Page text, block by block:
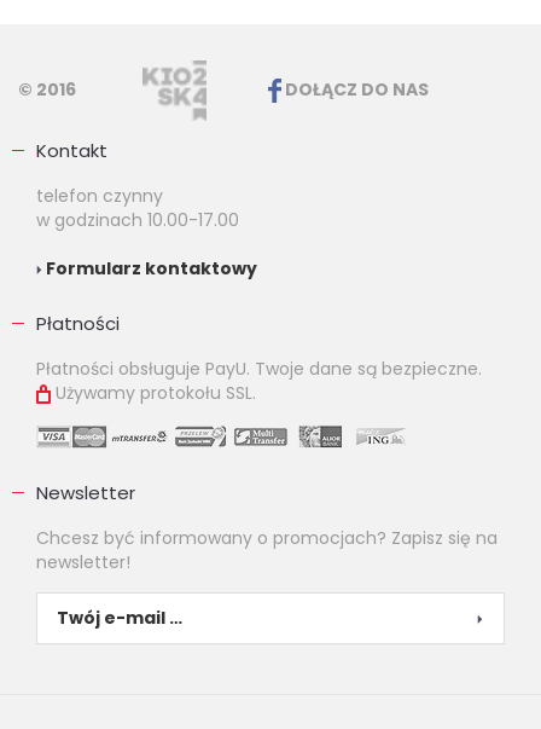
© 2016 DOŁĄCZ DO NAS
Kontakt
telefon czynny
w godzinach 10.00-17.00
Formularz kontaktowy
Płatności
Płatności obsługuje PayU. Twoje dane są bezpieczne.
Używamy protokołu SSL.
Newsletter
Chcesz być informowany o promocjach? Zapisz się na
newsletter!